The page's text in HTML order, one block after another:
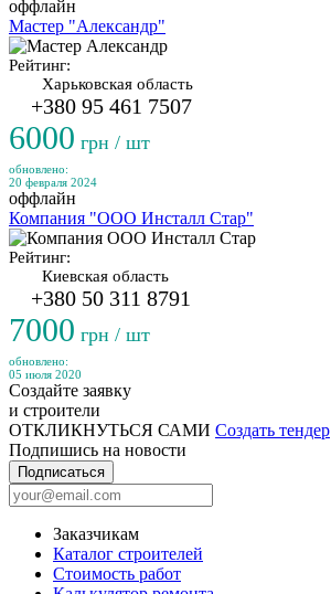
оффлайн
Мастер "Александр"
Рейтинг:
Харьковская область
+380 95 461 7507
6000 грн / шт
обновлено:
20 февраля 2024
оффлайн
Компания "ООО Инсталл Стар"
Рейтинг:
Киевская область
+380 50 311 8791
7000 грн / шт
обновлено:
05 июля 2020
Создайте заявку
и строители
ОТКЛИКНУТЬСЯ САМИ Создать тендер
Подпишись на новости
Подписаться
Заказчикам
Каталог строителей
Стоимость работ